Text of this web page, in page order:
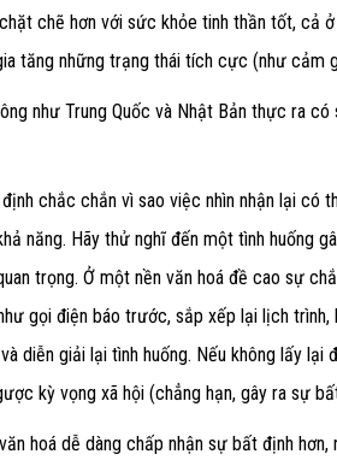
chẽ hơn với sức khỏe tinh thần tốt, cả
tăng những trạng thái tích cực (như cảm
như Trung Quốc và Nhật Bản thực ra
chắc chắn vì sao việc nhìn nhận lại có
năng. Hãy thử nghĩ đến một tình huống
trọng. Ở một nền văn hoá đề cao sự
gọi điện báo trước, sắp xếp lại lịch
diễn giải lại tình huống. Nếu không lấy
kỳ vọng xã hội (chẳng hạn, gây ra sự
hoá dễ dàng chấp nhận sự bất định